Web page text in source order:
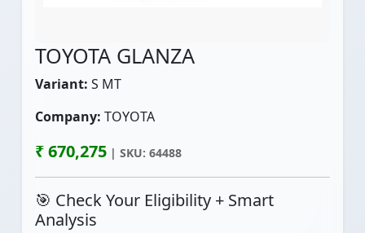
TOYOTA GLANZA
Variant: S MT
Company: TOYOTA
₹ 670,275 | SKU: 64488
🎯 Check Your Eligibility + Smart
Analysis